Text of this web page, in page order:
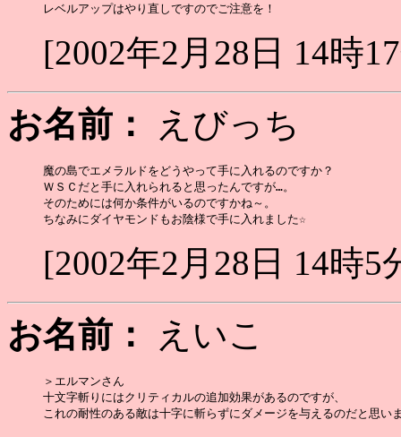
[2002年2月28日 14時
お名前：
えびっち
魔の島でエメラルドをどうやって手に入れるのですか？
ＷＳＣだと手に入れられると思ったんですが…。
そのためには何か条件がいるのですかね～。
[2002年2月28日 14時5
お名前：
えいこ
＞エルマンさん
十文字斬りにはクリティカルの追加効果があるのですが、